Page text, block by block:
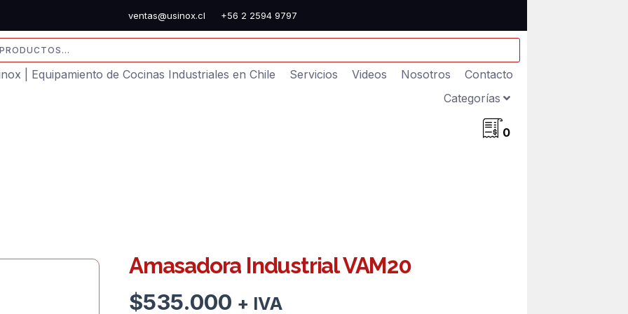
ventas@usinox.cl +56 2 2594 9797
| Equipamiento de Cocinas Industriales en Chile
Servicios Videos Nosotros
Contacto
Categorías
0
Amasadora Industrial VAM20
$535.000 + IVA